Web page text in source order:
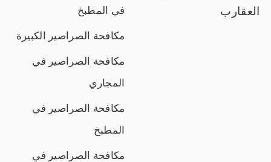
العقارب
في المطبخ
مكافحة الصراصير الكبيرة
مكافحة الصراصير في
المجاري
مكافحة الصراصير في
المطبخ
مكافحة الصراصير في